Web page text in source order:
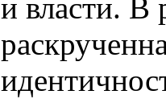
и власти. В